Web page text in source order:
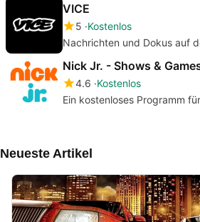
VICE
5 Kostenlos
Nachrichten und Dokus auf
Nick Jr. - Shows &
4.6 Kostenlos
Ein kostenloses Programm
Neueste Artikel